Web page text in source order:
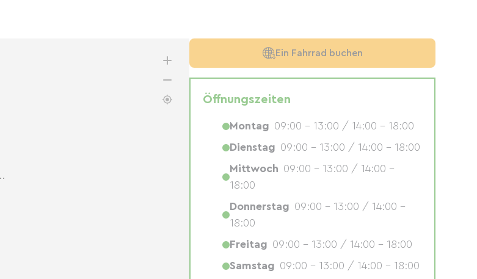
Ein Fahrrad buchen
Öffnungszeiten
Montag 09:00 - 13:00 / 14:00 - 18:00
Dienstag 09:00 - 13:00 / 14:00 - 18:00
Mittwoch 09:00 - 13:00 / 14:00 -
18:00
Donnerstag 09:00 - 13:00 / 14:00 -
18:00
Freitag 09:00 - 13:00 / 14:00 - 18:00
Samstag 09:00 - 13:00 / 14:00 - 18:00